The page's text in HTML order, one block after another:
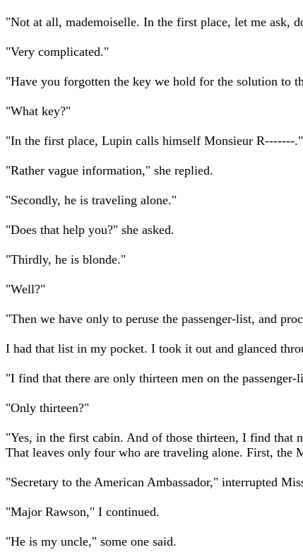
"Not at all, mademoiselle. In the first place, let me ask,
"Very complicated."
"Have you forgotten the key we hold for the solution to
"What key?"
"In the first place, Lupin calls himself Monsieur R-------."
"Rather vague information," she replied.
"Secondly, he is traveling alone."
"Does that help you?" she asked.
"Thirdly, he is blonde."
"Well?"
"Then we have only to peruse the passenger-list, and
I had that list in my pocket. I took it out and glanced
"I find that there are only thirteen men on the
"Only thirteen?"
"Yes, in the first cabin. And of those thirteen, I find that
That leaves only four who are traveling alone. First, the
"Secretary to the American Ambassador," interrupted
"Major Rawson," I continued.
"He is my uncle," some one said.